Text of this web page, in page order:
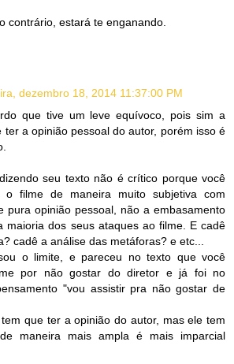
contrário, estará te enganando.
dezembro 18, 2014 11:37:00 PM
que tive um leve equívoco, pois sim a
ter a opinião pessoal do autor, porém isso é
seu texto não é crítico porque você
o filme de maneira muito subjetiva com
pura opinião pessoal, não a embasamento
maioria dos seus ataques ao filme. E cadê
cadê a análise das metáforas? e etc...
o limite, e pareceu no texto que você
por não gostar do diretor e já foi no
"vou assistir pra não gostar de
que ter a opinião do autor, mas ele tem
maneira mais ampla é mais imparcial